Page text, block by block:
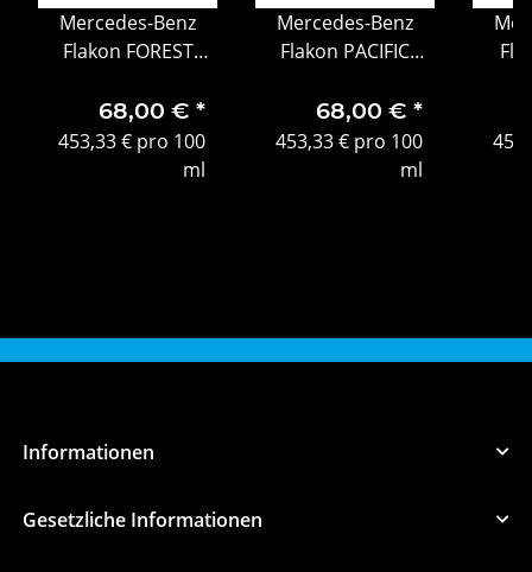
Mercedes-Benz
Flakon FOREST
Balancepaket
68,00 € *
453,33 € pro 100
ml
Mercedes-Benz
Flakon PACIFIC
Balancepaket
68,00 € *
453,33 € pro 100
ml
Informationen
Gesetzliche Informationen